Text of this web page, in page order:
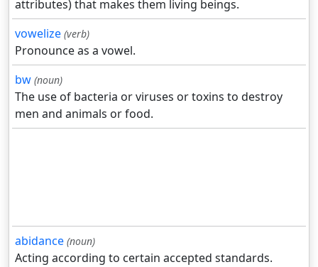
attributes) that makes them living beings.
vowelize (verb)
Pronounce as a vowel.
bw (noun)
The use of bacteria or viruses or toxins to destroy
men and animals or food.
abidance (noun)
Acting according to certain accepted standards.